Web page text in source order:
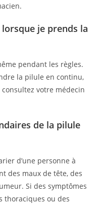
je prends la
pendant les règles.
la pilule en continu,
votre médecin
de la pilule
d’une personne à
des maux de tête, des
Si des symptômes
thoraciques ou des